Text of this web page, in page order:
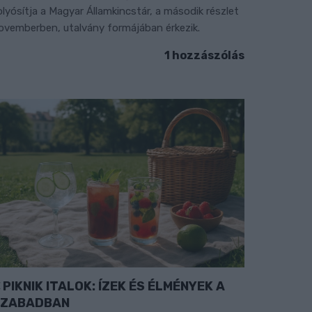
a Magyar Államkincstár, a második részlet
utalvány formájában érkezik.
1 hozzászólás
PIKNIK ITALOK: ÍZEK ÉS ÉLMÉNYEK A